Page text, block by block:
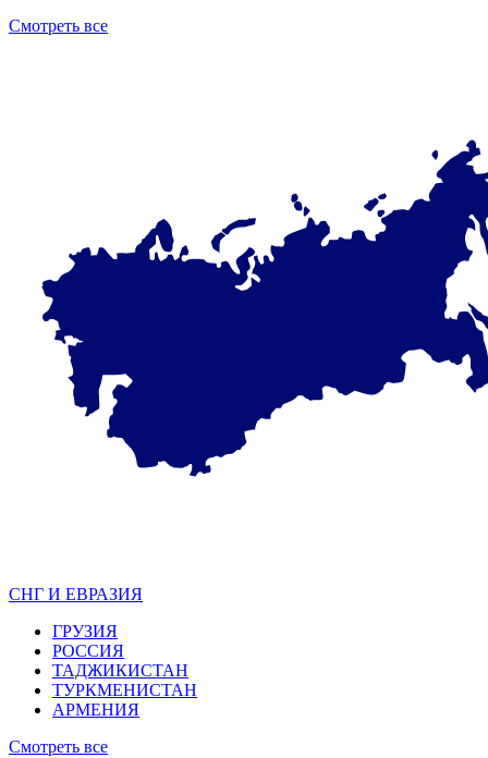
Смотреть все
СНГ И ЕВРАЗИЯ
ГРУЗИЯ
РОССИЯ
ТАДЖИКИСТАН
ТУРКМЕНИСТАН
АРМЕНИЯ
Смотреть все